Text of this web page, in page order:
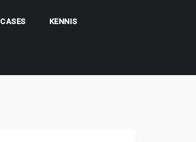
CASES KENNIS